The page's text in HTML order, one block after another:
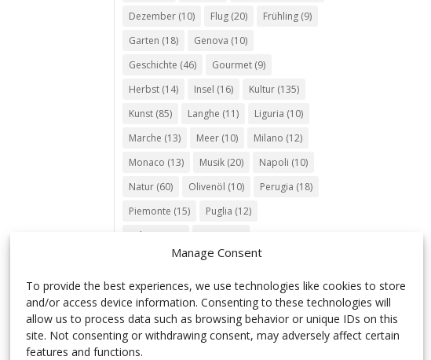
Manage Consent
To provide the best experiences, we use technologies like cookies to store
and/or access device information. Consenting to these technologies will
allow us to process data such as browsing behavior or unique IDs on this
site. Not consenting or withdrawing consent, may adversely affect certain
features and functions.
Dezember(10) Flug(20) Frühling(9)
Garten (18) Genova (10)
Geschichte (46) Gourmet(9)
Herbst(14) Insel (16) Kultur(135)
Kunst(85) Langhe (11) Liguria (10)
Marche (13) Meer(10) Milano (12)
Monaco (13) Musik(20) Napoli (10)
Natur(60) Olivenöl (10) Perugia (18)
Piemonte (15) Puglia (12)
Religion
(20) September(9)
Torino(12) Tradition (26) Veneto (12)
Verona(11) Wein(31) Wine (30)
Winter(11) Zug (11)